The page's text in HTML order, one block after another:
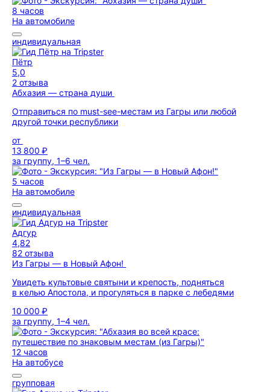
8 часов
На автомобиле
индивидуальная
Пётр
5,0
2 отзыва
Абхазия — страна души
Отправиться по must-see-местам из Гагры или любой
другой точки республики
от
13 800 ₽
за группу, 1–6 чел.
5 часов
На автомобиле
индивидуальная
Адгур
4,82
82 отзыва
Из Гагры — в Новый Афон!
Увидеть культовые святыни и крепость, подняться
в келью Апостола, и прогуляться в парке с лебедями
10 000 ₽
за группу, 1–4 чел.
12 часов
На автобусе
групповая